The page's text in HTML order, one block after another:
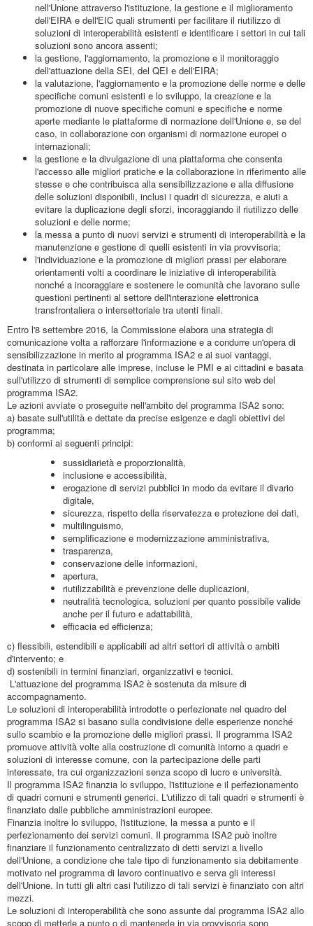
nell'Unione attraverso l'istituzione, la gestione e il miglioramento
dell'EIRA e dell'EIC quali strumenti per facilitare il riutilizzo di
soluzioni di interoperabilità esistenti e identificare i settori in cui tali
soluzioni sono ancora assenti;
la gestione, l'aggiornamento, la promozione e il monitoraggio
dell'attuazione della SEI, del QEI e dell'EIRA;
la valutazione, l'aggiornamento e la promozione delle norme e delle
specifiche comuni esistenti e lo sviluppo, la creazione e la
promozione di nuove specifiche comuni e specifiche e norme
aperte mediante le piattaforme di normazione dell'Unione e, se del
caso, in collaborazione con organismi di normazione europei o
internazionali;
la gestione e la divulgazione di una piattaforma che consenta
l'accesso alle migliori pratiche e la collaborazione in riferimento alle
stesse e che contribuisca alla sensibilizzazione e alla diffusione
delle soluzioni disponibili, inclusi i quadri di sicurezza, e aiuti a
evitare la duplicazione degli sforzi, incoraggiando il riutilizzo delle
soluzioni e delle norme;
la messa a punto di nuovi servizi e strumenti di interoperabilità e la
manutenzione e gestione di quelli esistenti in via provvisoria;
l'individuazione e la promozione di migliori prassi per elaborare
orientamenti volti a coordinare le iniziative di interoperabilità
nonché a incoraggiare e sostenere le comunità che lavorano sulle
questioni pertinenti al settore dell'interazione elettronica
transfrontaliera o intersettoriale tra utenti finali.
Entro l'8 settembre 2016, la Commissione elabora una strategia di
comunicazione volta a rafforzare l'informazione e a condurre un'opera di
sensibilizzazione in merito al programma ISA2 e ai suoi vantaggi,
destinata in particolare alle imprese, incluse le PMI e ai cittadini e basata
sull'utilizzo di strumenti di semplice comprensione sul sito web del
programma ISA2.
Le azioni avviate o proseguite nell'ambito del programma ISA2 sono:
a) basate sull'utilità e dettate da precise esigenze e dagli obiettivi del
programma;
b) conformi ai seguenti principi:
sussidiarietà e proporzionalità,
inclusione e accessibilità,
erogazione di servizi pubblici in modo da evitare il divario
digitale,
sicurezza, rispetto della riservatezza e protezione dei dati,
multilinguismo,
semplificazione e modernizzazione amministrativa,
trasparenza,
conservazione delle informazioni,
apertura,
riutilizzabilità e prevenzione delle duplicazioni,
neutralità tecnologica, soluzioni per quanto possibile valide
anche per il futuro e adattabilità,
efficacia ed efficienza;
c) flessibili, estendibili e applicabili ad altri settori di attività o ambiti
d'intervento; e
d) sostenibili in termini finanziari, organizzativi e tecnici.
L'attuazione del programma ISA2 è sostenuta da misure di
accompagnamento.
Le soluzioni di interoperabilità introdotte o perfezionate nel quadro del
programma ISA2 si basano sulla condivisione delle esperienze nonché
sullo scambio e la promozione delle migliori prassi. Il programma ISA2
promuove attività volte alla costruzione di comunità intorno a quadri e
soluzioni di interesse comune, con la partecipazione delle parti
interessate, tra cui organizzazioni senza scopo di lucro e università.
Il programma ISA2 finanzia lo sviluppo, l'istituzione e il perfezionamento
di quadri comuni e strumenti generici. L'utilizzo di tali quadri e strumenti è
finanziato dalle pubbliche amministrazioni europee.
Finanzia inoltre lo sviluppo, l'istituzione, la messa a punto e il
perfezionamento dei servizi comuni. Il programma ISA2 può inoltre
finanziare il funzionamento centralizzato di detti servizi a livello
dell'Unione, a condizione che tale tipo di funzionamento sia debitamente
motivato nel programma di lavoro continuativo e serva gli interessi
dell'Unione. In tutti gli altri casi l'utilizzo di tali servizi è finanziato con altri
mezzi.
Le soluzioni di interoperabilità che sono assunte dal programma ISA2 allo
scopo di metterle a punto o di mantenerle in via provvisoria sono